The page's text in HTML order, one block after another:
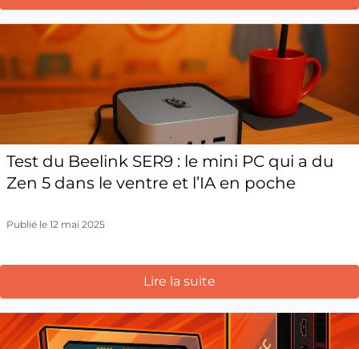
Test du Beelink SER9 : le mini PC qui a du
Zen 5 dans le ventre et l’IA en poche
Publié le 12 mai 2025
Lire la suite